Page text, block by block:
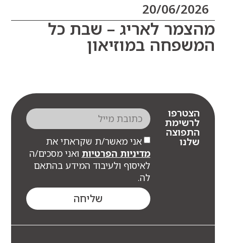
20/06/
לאריג – שבת כל
במוזיאון
אני מאשר/ת שקראתי את
מדיניות הפרטיותואני מסכים/ה
לאיסוף ולעיבוד המידע בהתאם